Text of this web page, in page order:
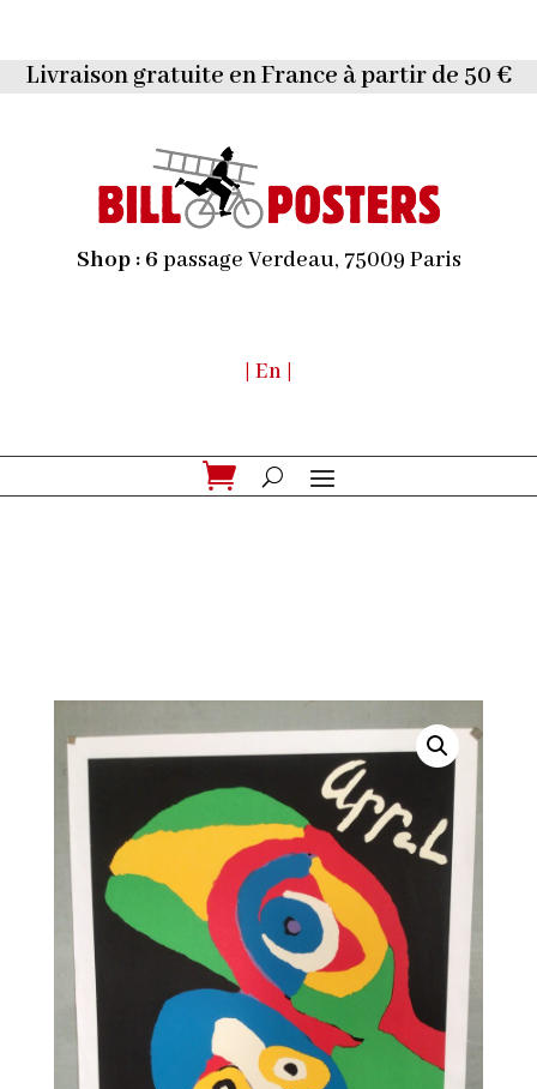
Livraison gratuite en France à partir de 50 €
Shop : 6 passage Verdeau, 75009 Paris
| En |